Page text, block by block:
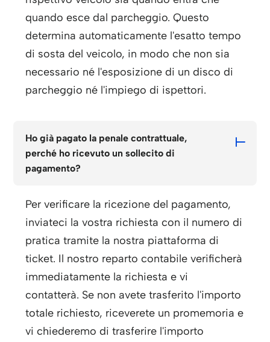
quando esce dal parcheggio. Questo
determina automaticamente l'esatto tempo
di sosta del veicolo, in modo che non sia
necessario né l'esposizione di un disco di
parcheggio né l'impiego di ispettori.
Ho già pagato la penale contrattuale,
perché ho ricevuto un sollecito di
pagamento?
Per verificare la ricezione del pagamento,
inviateci la vostra richiesta con il numero di
pratica tramite la nostra piattaforma di
ticket. Il nostro reparto contabile verificherà
immediatamente la richiesta e vi
contatterà. Se non avete trasferito l'importo
totale richiesto, riceverete un promemoria e
vi chiederemo di trasferire l'importo